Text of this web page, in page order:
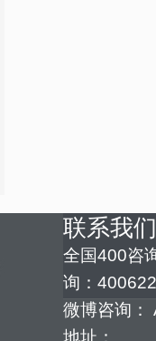
联系我们
全国400咨
询：
微博咨询：
地址：